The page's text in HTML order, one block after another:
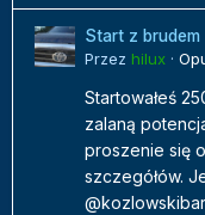
Start z brudem
Przez hilux ·
Startowałeś
zalaną
proszenie się
szczegółów.